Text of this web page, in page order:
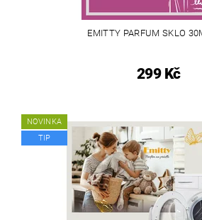
EMITTY PARFUM SKLO
299 Kč
NOVINKA
TIP